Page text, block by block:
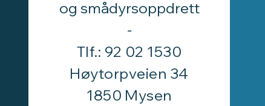
og smådyrsoppdrett
​-
Tlf.: 92 02 1530
Høytorpveien 34
1850 Mysen